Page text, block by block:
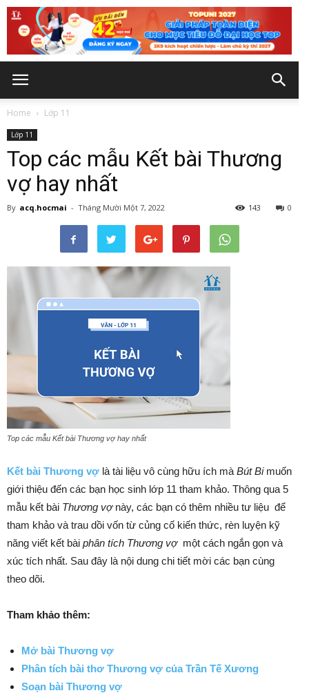
Home Lớp 11
Lớp 11
Top các mẫu Kết bài Thương
vợ hay nhất
By acq.hocmai - Tháng Mười Một 7, 2022 0
143
Top các mẫu Kết bài Thương vợ hay nhất
Kết bài Thương vợ là tài liệu vô cùng hữu ích mà Bút Bimuốn
giới thiệu đến các bạn học sinh lớp 11 tham khảo. Thông qua 5
mẫu kết bài Thương vợ này, các bạn có thêm nhiều tư liệu để
tham khảo và trau dồi vốn từ củng cố kiến thức, rèn luyện kỹ
năng viết kết bài phân tích Thương vợ một cách ngắn gọn và
xúc tích nhất. Sau đây là nội dung chi tiết mời các bạn cùng
theo dõi.
Tham khảo thêm:
Mở bài Thương vợ
Phân tích bài thơ Thương vợ của Trần Tế Xương
Soạn bài Thương vợ